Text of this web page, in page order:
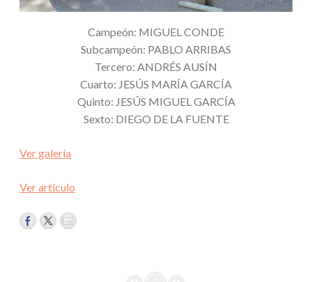
Campeón: MIGUEL CONDE
Subcampeón: PABLO ARRIBAS
Tercero: ANDRÉS AUSÍN
Cuarto: JESÚS MARÍA GARCÍA
Quinto: JESÚS MIGUEL GARCÍA
Sexto: DIEGO DE LA FUENTE
Ver galería
Ver artículo